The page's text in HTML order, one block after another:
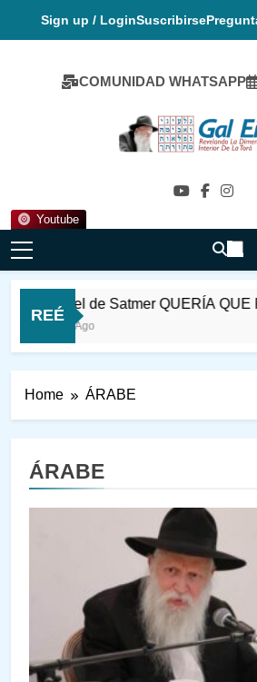
Sign up / LoginSuscribirse
COMUNIDAD WHATSAPP
Youtube
Gal
REÉ
Rabi Ioel de Satmer QUERÍA QUE
14 Horas Ago
Home ÁRABE
ÁRABE